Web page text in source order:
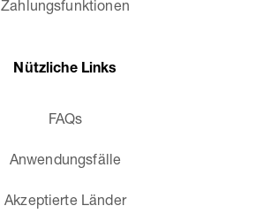
Zahlungsfunktionen
Nützliche Links
FAQs
Anwendungsfälle
Akzeptierte Länder